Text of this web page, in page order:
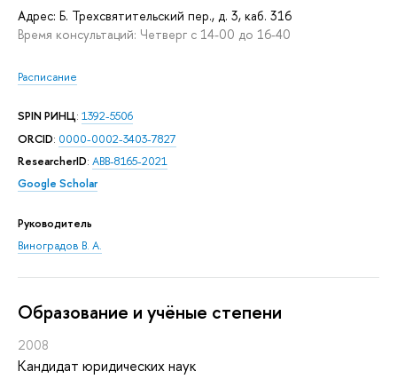
Адрес: Б. Трехсвятительский пер., д. 3, каб. 316
Время консультаций: Четверг с 14-00 до 16-40
Расписание
SPIN РИНЦ: 1392-5506
ORCID: 0000-0002-3403-7827
ResearcherID: ABB-8165-2021
Google Scholar
Руководитель
Виноградов В. А.
Oбразование и учёные степени
2008
Кандидат юридических наук